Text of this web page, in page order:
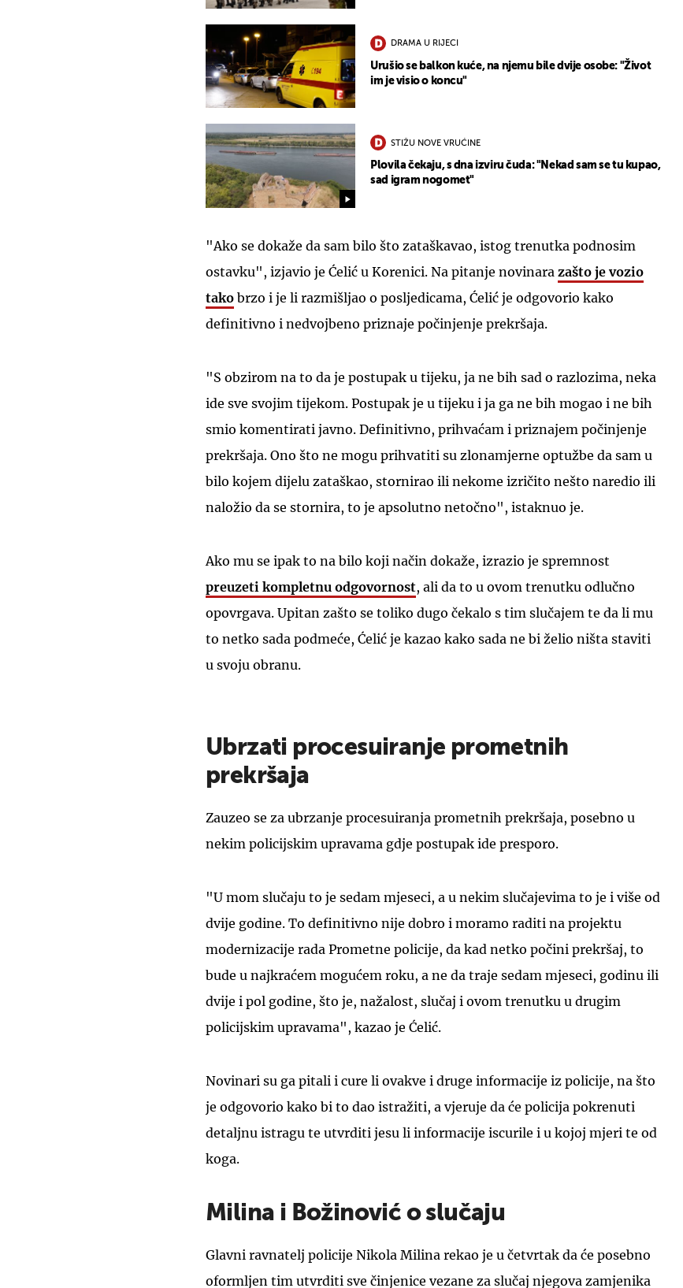
DRAMA U RIJECI
Urušio se balkon kuće, na njemu bile dvije osobe: "Život
im je visio o koncu"
STIŽU NOVE VRUĆINE
Plovila čekaju, s dna izviru čuda: "Nekad sam se tu kupao,
sad igram nogomet"
"Ako se dokaže da sam bilo što zataškavao, istog trenutka podnosim
ostavku", izjavio je Ćelić u Korenici. Na pitanje novinara zašto je vozio
tako brzo i je li razmišljao o posljedicama, Ćelić je odgovorio kako
definitivno i nedvojbeno priznaje počinjenje prekršaja.
"S obzirom na to da je postupak u tijeku, ja ne bih sad o razlozima, neka
ide sve svojim tijekom. Postupak je u tijeku i ja ga ne bih mogao i ne bih
smio komentirati javno. Definitivno, prihvaćam i priznajem počinjenje
prekršaja. Ono što ne mogu prihvatiti su zlonamjerne optužbe da sam u
bilo kojem dijelu zataškao, stornirao ili nekome izričito nešto naredio ili
naložio da se stornira, to je apsolutno netočno", istaknuo je.
Ako mu se ipak to na bilo koji način dokaže, izrazio je spremnost
preuzeti kompletnu odgovornost, ali da to u ovom trenutku odlučno
opovrgava. Upitan zašto se toliko dugo čekalo s tim slučajem te da li mu
to netko sada podmeće, Ćelić je kazao kako sada ne bi želio ništa staviti
u svoju obranu.
Ubrzati procesuiranje prometnih
prekršaja
Zauzeo se za ubrzanje procesuiranja prometnih prekršaja, posebno u
nekim policijskim upravama gdje postupak ide presporo.
"U mom slučaju to je sedam mjeseci, a u nekim slučajevima to je i više od
dvije godine. To definitivno nije dobro i moramo raditi na projektu
modernizacije rada Prometne policije, da kad netko počini prekršaj, to
bude u najkraćem mogućem roku, a ne da traje sedam mjeseci, godinu ili
dvije i pol godine, što je, nažalost, slučaj i ovom trenutku u drugim
policijskim upravama", kazao je Ćelić.
Novinari su ga pitali i cure li ovakve i druge informacije iz policije, na što
je odgovorio kako bi to dao istražiti, a vjeruje da će policija pokrenuti
detaljnu istragu te utvrditi jesu li informacije iscurile i u kojoj mjeri te od
koga.
Milina i Božinović o slučaju
Glavni ravnatelj policije Nikola Milina rekao je u četvrtak da će posebno
oformljen tim utvrditi sve činjenice vezane za slučaj njegova zamjenika